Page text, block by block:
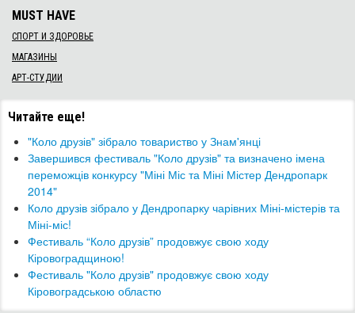
MUST HAVE
СПОРТ И ЗДОРОВЬЕ
МАГАЗИНЫ
АРТ-СТУДИИ
Читайте еще!
"Коло друзів" зібрало товариство у Знам'янці
Завершився фестиваль "Коло друзів" та визначено імена
переможців конкурсу "Міні Міс та Міні Містер Дендропарк
2014"
Коло друзів зібрало у Дендропарку чарівних Міні-містерів та
Міні-міс!
​Фестиваль “Коло друзів” продовжує свою ходу
Кіровоградщиною!
​Фестиваль "Коло друзів" продовжує свою ходу
Кіровоградською областю